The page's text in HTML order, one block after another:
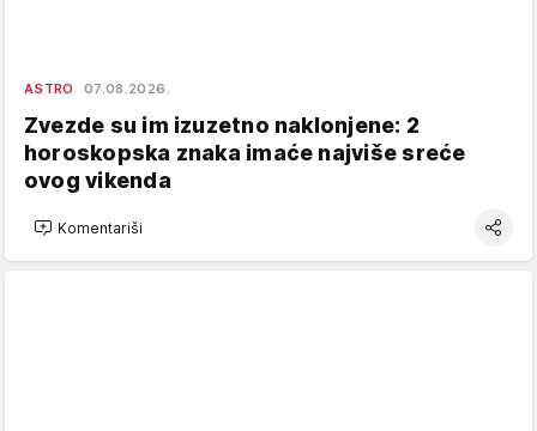
ASTRO 07.08.2026.
Zvezde su im izuzetno naklonjene: 2
horoskopska znaka imaće najviše sreće
ovog vikenda
Komentariši